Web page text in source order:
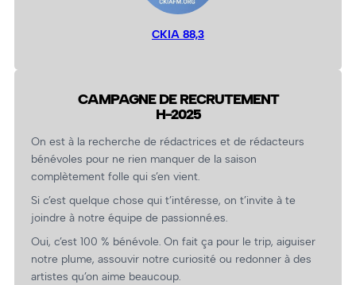
CKIA 88,3
CAMPAGNE DE RECRUTEMENT
H-2025
On est à la recherche de rédactrices et de rédacteurs
bénévoles pour ne rien manquer de la saison
complètement folle qui s’en vient.
Si c’est quelque chose qui t’intéresse, on t’invite à te
joindre à notre équipe de passionné.es.
Oui, c’est 100 % bénévole. On fait ça pour le trip, aiguiser
notre plume, assouvir notre curiosité ou redonner à des
artistes qu’on aime beaucoup.